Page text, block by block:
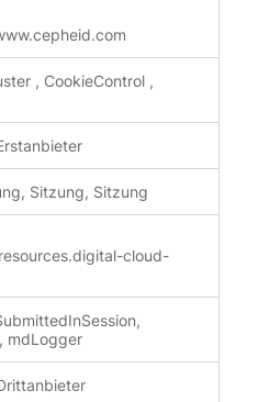
, CookieControl ,
Sitzung, Sitzung
resources.digital-cloud-
mdLogger